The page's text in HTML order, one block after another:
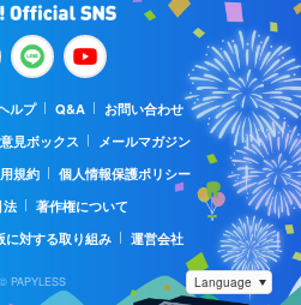
ルプ Q&A
お問い合わせ
見ボックス
メールマガジン
規約
個人情報保護ポリシー
法
著作権について
に対する取り組み 運営会社
© PAPYLESS